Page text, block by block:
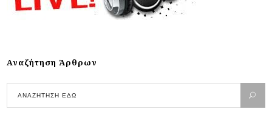
Αναζήτηση Άρθρων